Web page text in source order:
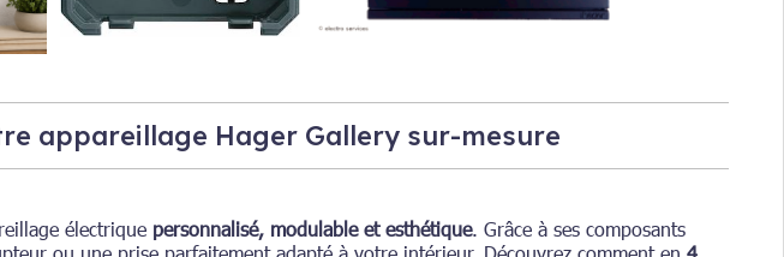
appareillage Hager Gallery sur-mesure
électrique personnalisé, modulable et esthétique. Grâce à ses composants